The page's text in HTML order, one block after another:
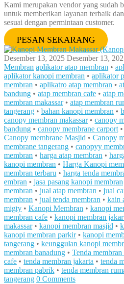
Kami merupakan vendor yang sudah
untuk memberikan layanan terbaik
sesuai dengan permintaan customer.
PESAN SEKARANG
Desember 13, 2025 Desember 13,
Membran aplikator atap membran •
aplikator kanopi membran • aplikator
membran • aplikatro atap membran •
bandung • atap membran cafe • atap
membran makassar• atap membran
tangerang • bahan kanopi membran •
canopy membran makassar• canopy
bandung • canopy membrane carport•
Canopy membrane Masjid • Canopy
membrane tangerang • canopyy
membran • harga atap membran •
kanopi membran • Harga Kanopi
membran terbaru • harga tenda
embran • jasa pasang kanopi membran
membran • jual atap membran • jual
membran • jual tenda membran • kain
migty • Kanopi Membran • kanopi
membran cafe • kanopi membran
makassar• kanopi membran masjid •
kanopi membran parkir• kanopi
tangerang • keunggulan kanopi
membran banadung • Tenda
cafe • tenda membran jakarta • tenda
membran pabrik • tenda membran
tangerang 0 Comments